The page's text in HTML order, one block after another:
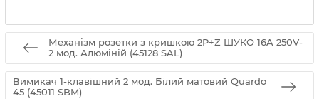
Механізм розетки з кришкою 2P+Z ШУКО 16A 250V-
2 мод. Алюміній (45128 SAL)
Вимикач 1-клавішний 2 мод. Білий матовий Quardo
45 (45011 SBM)